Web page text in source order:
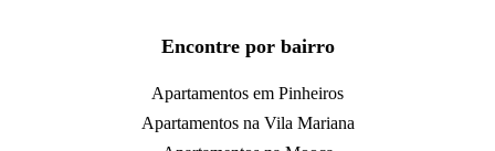
Encontre por bairro
Apartamentos em Pinheiros
Apartamentos na Vila Mariana